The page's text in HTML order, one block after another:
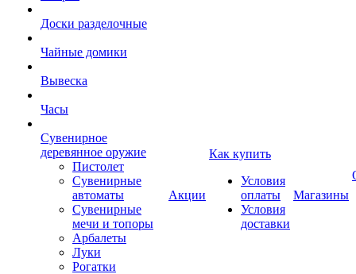
Доски разделочные
Чайные домики
Вывеска
Часы
Сувенирное
деревянное оружие
Пистолет
Сувенирные
автоматы
Сувенирные
мечи и топоры
Арбалеты
Луки
Рогатки
Акции
Как купить
Условия
оплаты
Условия
доставки
Магазины